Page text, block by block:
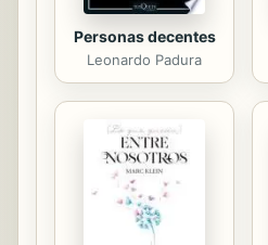
Personas decentes
Leonardo Padura